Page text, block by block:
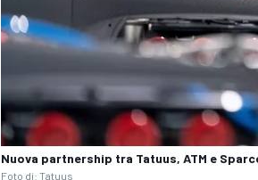
ENDURANCE/GT
Nuova partnership tra Tatuus, ATM e
Foto di: Tatuus